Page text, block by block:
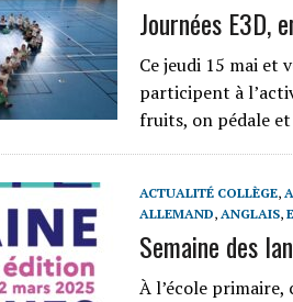
Journées E3D,
Ce jeudi 15 mai et
participent à
fruits, on pédale
ACTUALITÉ COLLÈGE,
ALLEMAND, ANGLAIS,
Semaine des
À l’école